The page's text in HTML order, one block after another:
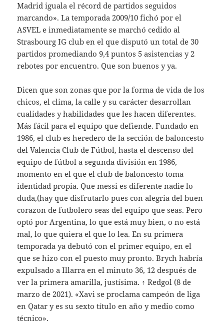
Madrid iguala el récord de partidos seguidos
marcando». La temporada 2009/10 fichó por el
ASVEL e inmediatamente se marchó cedido al
Strasbourg IG club en el que disputó un total de 30
partidos promediando 9,4 puntos 5 asistencias y 2
rebotes por encuentro. Que son buenos y ya.
Dicen que son zonas que por la forma de vida de los
chicos, el clima, la calle y su carácter desarrollan
cualidades y habilidades que les hacen diferentes.
Más fácil para el equipo que defiende. Fundado en
1986, el club es heredero de la sección de baloncesto
del Valencia Club de Fútbol, hasta el descenso del
equipo de fútbol a segunda división en 1986,
momento en el que el club de baloncesto toma
identidad propia. Que messi es diferente nadie lo
duda,(hay que disfrutarlo pues con alegria del buen
corazon de futbolero seas del equipo que seas. Pero
optó por Argentina, lo que está muy bien, o no está
mal, lo que quiera el que lo lea. En su primera
temporada ya debutó con el primer equipo, en el
que se hizo con el puesto muy pronto. Brych habría
expulsado a Illarra en el minuto 36, 12 después de
ver la primera amarilla, justísima. ↑ Redgol (8 de
marzo de 2021). «Xavi se proclama campeón de liga
en Qatar y es su sexto título en año y medio como
técnico».